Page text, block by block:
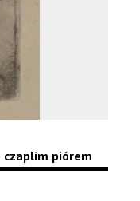
czaplim piórem